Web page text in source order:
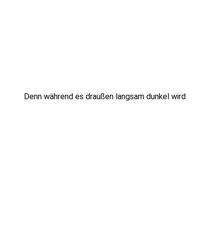
Denn während es draußen langsam dunkel wird